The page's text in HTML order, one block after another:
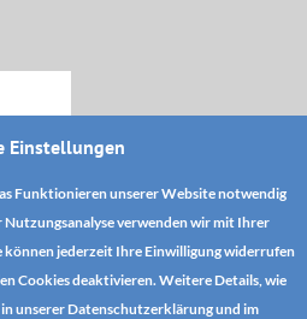
Einstellungen
Funktionieren unserer Website notwendig
verwenden wir mit Ihrer
können jederzeit Ihre Einwilligung widerrufen
Cookies deaktivieren. Weitere Details, wie
unserer Datenschutzerklärung und im